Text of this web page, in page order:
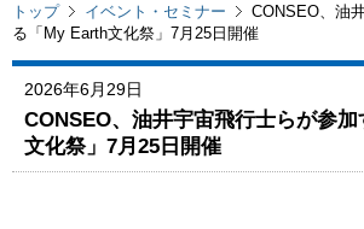
トップ イベント・セミナー
CONSEO、油
る「My Earth文化祭」7月25日開催
2026年6月29日
CONSEO、油井宇宙飛行士らが参
文化祭」7月25日開催